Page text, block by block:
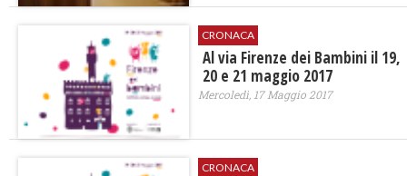
CRONACA
Al via Firenze dei Bambini il 19,
20 e 21 maggio 2017
Mercoledì, 17 Maggio 2017
CRONACA